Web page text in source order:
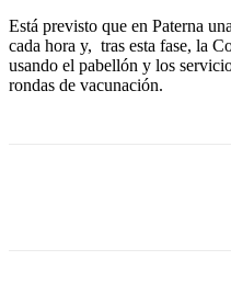
Está previsto que en Paterna
cada hora y, tras esta fase, la
usando el pabellón y los
rondas de vacunación.